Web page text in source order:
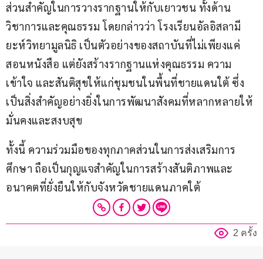
ส่วนสำคัญในการวางรากฐานให้กับเยาวชน ทั้งด้าน
วิชาการและคุณธรรม โดยกล่าวว่า โรงเรียนอัลอิสลามี
ยะห์วิทยามูลนิธิ เป็นตัวอย่างของสถาบันที่ไม่เพียงแค่
สอนหนังสือ แต่ยังสร้างรากฐานแห่งคุณธรรม ความ
เข้าใจ และสันติสุขให้แก่ชุมชนในพื้นที่ชายแดนใต้ ซึ่ง
เป็นสิ่งสำคัญอย่างยิ่งในการพัฒนาสังคมที่หลากหลายให้
มั่นคงและสงบสุข
ทั้งนี้ ความร่วมมือของทุกภาคส่วนในการส่งเสริมการ
ศึกษา ถือเป็นกุญแจสำคัญในการสร้างสันติภาพและ
อนาคตที่ยั่งยืนให้กับจังหวัดชายแดนภาคใต้
2 ครั้ง